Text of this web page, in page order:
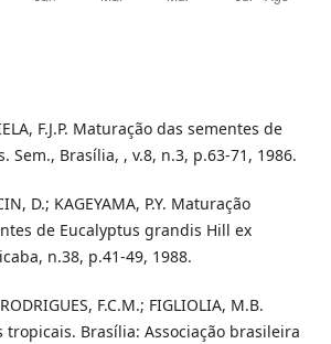
F.J.P. Maturação das sementes de
Sem., Brasília, , v.8, n.3, p.63-71, 1986.
D.; KAGEYAMA, P.Y. Maturação
de Eucalyptus grandis Hill ex
n.38, p.41-49, 1988.
F.C.M.; FIGLIOLIA, M.B.
tropicais. Brasília: Associação brasileira